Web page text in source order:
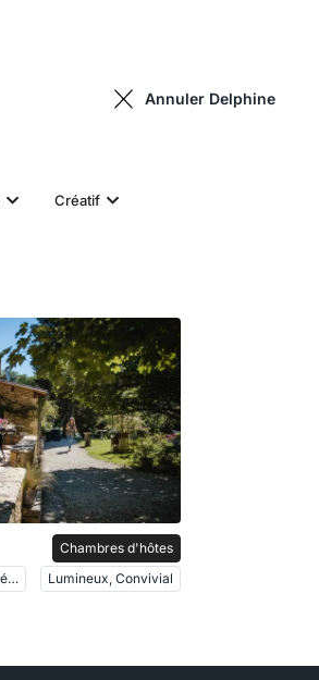
Annuler Delphine
Créatif
Chambres d'hôtes
Site internet, identité, photos, vidéo
Lumineux, Convivial